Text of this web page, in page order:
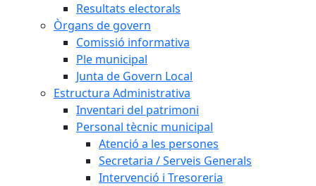
Resultats electorals
Òrgans de govern
Comissió informativa
Ple municipal
Junta de Govern Local
Estructura Administrativa
Inventari del patrimoni
Personal tècnic municipal
Atenció a les persones
Secretaria / Serveis Generals
Intervenció i Tresoreria